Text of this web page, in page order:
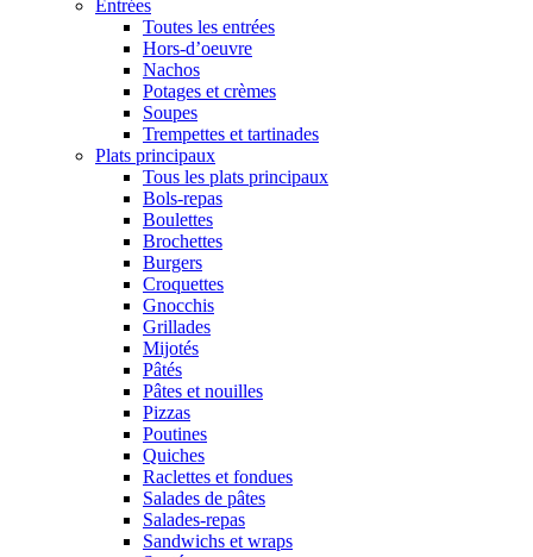
Entrées
Toutes les entrées
Hors-d’oeuvre
Nachos
Potages et crèmes
Soupes
Trempettes et tartinades
Plats principaux
Tous les plats principaux
Bols-repas
Boulettes
Brochettes
Burgers
Croquettes
Gnocchis
Grillades
Mijotés
Pâtés
Pâtes et nouilles
Pizzas
Poutines
Quiches
Raclettes et fondues
Salades de pâtes
Salades-repas
Sandwichs et wraps